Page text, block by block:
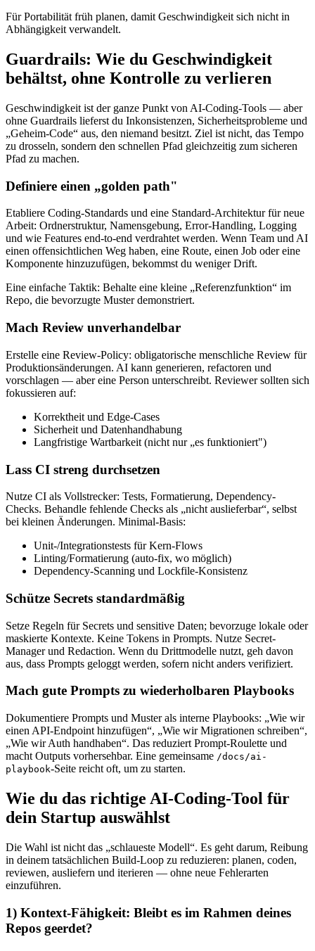
Für Portabilität früh planen, damit Geschwindigkeit sich nicht in
Abhängigkeit verwandelt.
Guardrails: Wie du Geschwindigkeit
behältst, ohne Kontrolle zu verlieren
Geschwindigkeit ist der ganze Punkt von AI-Coding-Tools — aber
ohne Guardrails lieferst du Inkonsistenzen, Sicherheitsprobleme und
„Geheim-Code“ aus, den niemand besitzt. Ziel ist nicht, das Tempo
zu drosseln, sondern den schnellen Pfad gleichzeitig zum sicheren
Pfad zu machen.
Definiere einen „golden path"
Etabliere Coding-Standards und eine Standard-Architektur für neue
Arbeit: Ordnerstruktur, Namensgebung, Error-Handling, Logging
und wie Features end-to-end verdrahtet werden. Wenn Team und AI
einen offensichtlichen Weg haben, eine Route, einen Job oder eine
Komponente hinzuzufügen, bekommst du weniger Drift.
Eine einfache Taktik: Behalte eine kleine „Referenzfunktion“ im
Repo, die bevorzugte Muster demonstriert.
Mach Review unverhandelbar
Erstelle eine Review-Policy: obligatorische menschliche Review für
Produktionsänderungen. AI kann generieren, refactoren und
vorschlagen — aber eine Person unterschreibt. Reviewer sollten sich
fokussieren auf:
Korrektheit und Edge-Cases
Sicherheit und Datenhandhabung
Langfristige Wartbarkeit (nicht nur „es funktioniert")
Lass CI streng durchsetzen
Nutze CI als Vollstrecker: Tests, Formatierung, Dependency-
Checks. Behandle fehlende Checks als „nicht auslieferbar“, selbst
bei kleinen Änderungen. Minimal-Basis:
Unit-/Integrationstests für Kern-Flows
Linting/Formatierung (auto-fix, wo möglich)
Dependency-Scanning und Lockfile-Konsistenz
Schütze Secrets standardmäßig
Setze Regeln für Secrets und sensitive Daten; bevorzuge lokale oder
maskierte Kontexte. Keine Tokens in Prompts. Nutze Secret-
Manager und Redaction. Wenn du Drittmodelle nutzt, geh davon
aus, dass Prompts geloggt werden, sofern nicht anders verifiziert.
Mach gute Prompts zu wiederholbaren Playbooks
Dokumentiere Prompts und Muster als interne Playbooks: „Wie wir
einen API-Endpoint hinzufügen“, „Wie wir Migrationen schreiben“,
„Wie wir Auth handhaben“. Das reduziert Prompt-Roulette und
macht Outputs vorhersehbar. Eine gemeinsame /docs/ai-
playbook-Seite reicht oft, um zu starten.
Wie du das richtige AI-Coding-Tool für
dein Startup auswählst
Die Wahl ist nicht das „schlaueste Modell“. Es geht darum, Reibung
in deinem tatsächlichen Build-Loop zu reduzieren: planen, coden,
reviewen, ausliefern und iterieren — ohne neue Fehlerarten
einzuführen.
1) Kontext-Fähigkeit: Bleibt es im Rahmen deines
Repos geerdet?